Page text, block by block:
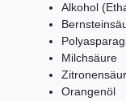
Alkohol
Milchsäure
Orangenöl